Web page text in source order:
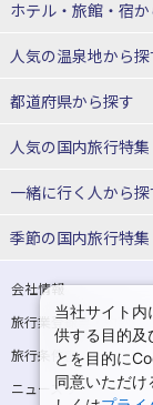
北海道
東北
青森県
宮城県
山形県
関東
埼玉県
茨城県
ホテル・旅館・宿
北海道ホテル・旅館
青森県ホテル・旅館
宮城県ホテル・旅館
山形県ホテル・旅館
東京都ホテル・旅館
埼玉県ホテル・旅館
人気の温泉地から探
北海道
湯の川温泉(北海道)
十勝川温泉(北海道)
洞爺湖温泉(北海道)
層雲峡温泉(北海道)
東北
花巻温泉(岩手)
都道府県から探す
北海道旅行・ツアー
東北
青森旅行・ツアー
宮城旅行・ツアー
山形旅行・ツアー
人気の国内旅行特集
東京ディズニーリゾー
一緒に行く人から探
一人旅 国内版
カップル・夫婦旅行
卒業旅行・学生旅行
季節の国内旅行特集
桜・お花見特集
夏休み・お盆の国内
8月の国内旅行
会社情報
旅行業登録票・約款
旅行条件書
ニュースリリース
当社サイト
供する目的及
とを目的に
同意いただ